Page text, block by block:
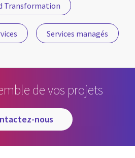
Transformation
Services managés
de vos projets
nous